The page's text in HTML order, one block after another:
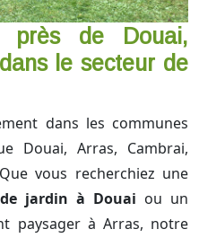
près de Douai,
le secteur de
dans les communes
Douai, Arras, Cambrai,
vous recherchiez une
jardin à Douai ou un
paysager à Arras, notre